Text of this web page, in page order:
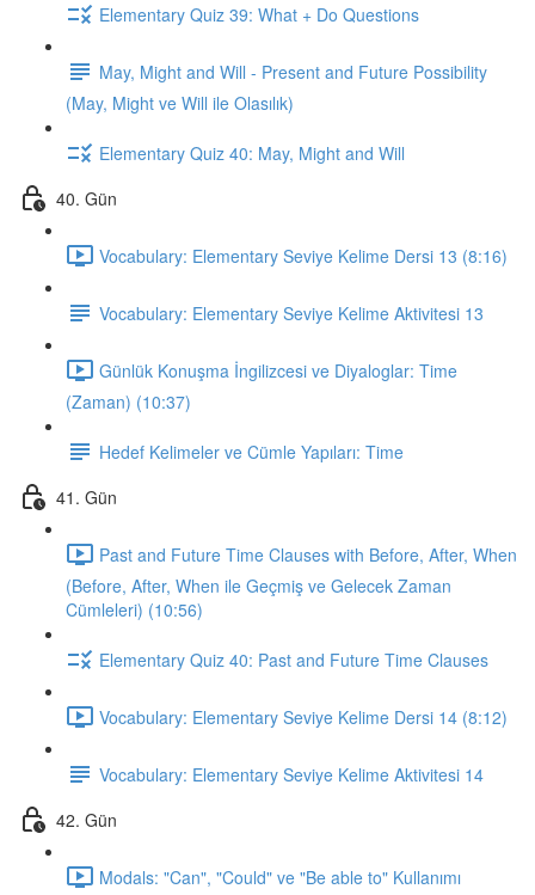
Elementary Quiz 39: What + Do Questions
May, Might and Will - Present and Future Possibility
(May, Might ve Will ile Olasılık)
Elementary Quiz 40: May, Might and Will
40. Gün
Vocabulary: Elementary Seviye Kelime Dersi 13 (8:16)
Vocabulary: Elementary Seviye Kelime Aktivitesi 13
Günlük Konuşma İngilizcesi ve Diyaloglar: Time
(Zaman) (10:37)
Hedef Kelimeler ve Cümle Yapıları: Time
41. Gün
Past and Future Time Clauses with Before, After, When
(Before, After, When ile Geçmiş ve Gelecek Zaman
Cümleleri) (10:56)
Elementary Quiz 40: Past and Future Time Clauses
Vocabulary: Elementary Seviye Kelime Dersi 14 (8:12)
Vocabulary: Elementary Seviye Kelime Aktivitesi 14
42. Gün
Modals: "Can", "Could" ve "Be able to" Kullanımı